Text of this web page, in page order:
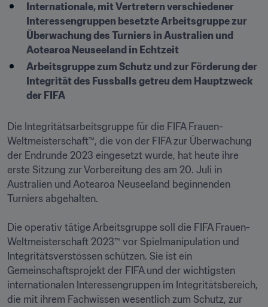
Internationale, mit Vertretern verschiedener
Interessengruppen besetzte Arbeitsgruppe zur
Überwachung des Turniers in Australien und
Aotearoa Neuseeland in Echtzeit
Arbeitsgruppe zum Schutz und zur Förderung der
Integrität des Fussballs getreu dem Hauptzweck
der FIFA
Die Integritätsarbeitsgruppe für die FIFA Frauen-
Weltmeisterschaft™, die von der FIFA zur Überwachung
der Endrunde 2023 eingesetzt wurde, hat heute ihre
erste Sitzung zur Vorbereitung des am 20. Juli in
Australien und Aotearoa Neuseeland beginnenden
Turniers abgehalten.
Die operativ tätige Arbeitsgruppe soll die FIFA Frauen-
Weltmeisterschaft 2023™ vor Spielmanipulation und
Integritätsverstössen schützen. Sie ist ein
Gemeinschaftsprojekt der FIFA und der wichtigsten
internationalen Interessengruppen im Integritätsbereich,
die mit ihrem Fachwissen wesentlich zum Schutz, zur